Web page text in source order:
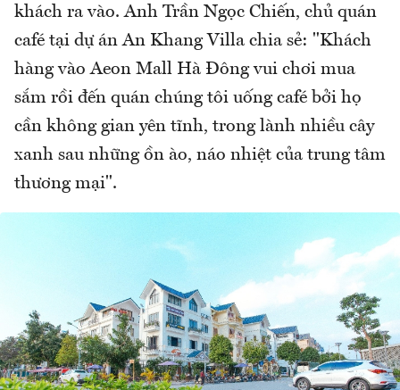
khách ra vào. Anh Trần Ngọc Chiến, chủ quán
café tại dự án An Khang Villa chia sẻ: "Khách
hàng vào Aeon Mall Hà Đông vui chơi mua
sắm rồi đến quán chúng tôi uống café bởi họ
cần không gian yên tĩnh, trong lành nhiều cây
xanh sau những ồn ào, náo nhiệt của trung tâm
thương mại".